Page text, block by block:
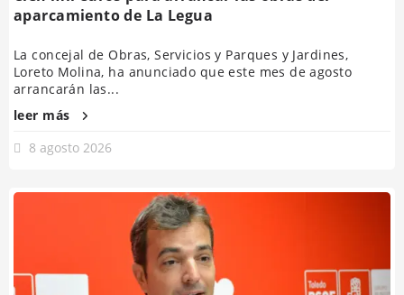
aparcamiento de La Legua
La concejal de Obras, Servicios y Parques y Jardines,
Loreto Molina, ha anunciado que este mes de agosto
arrancarán las...
leer más
8 agosto 2026